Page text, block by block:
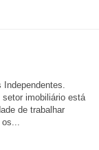
Independentes.
imobiliário está
de trabalhar
os...